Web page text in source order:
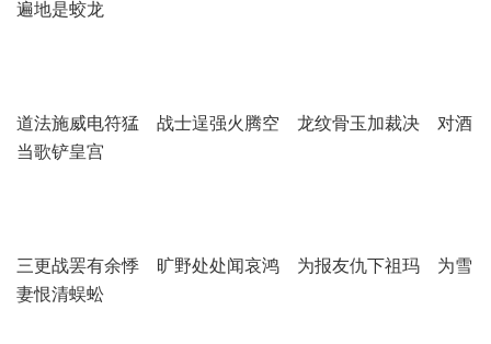
遍地是蛟龙
道法施威电符猛 战士逞强火腾空 龙纹骨玉加裁决 对酒
当歌铲皇宫
三更战罢有余悸 旷野处处闻哀鸿 为报友仇下祖玛 为雪
妻恨清蜈蚣